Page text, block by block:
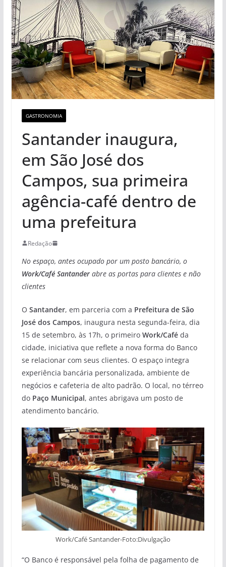
GASTRONOMIA
Santander inaugura,
em São José dos
Campos, sua primeira
agência-café dentro de
uma prefeitura
Redação
No espaço, antes ocupado por um posto bancário, o
Work/Café Santanderabre as portas para clientes e não
clientes
O Santander, em parceria com a Prefeitura de São
José dos Campos, inaugura nesta segunda-feira, dia
15 de setembro, às 17h, o primeiro Work/Caféda
cidade, iniciativa que reflete a nova forma do Banco
se relacionar com seus clientes. O espaço integra
experiência bancária personalizada, ambiente de
negócios e cafeteria de alto padrão. O local, no térreo
do Paço Municipal, antes abrigava um posto de
atendimento bancário.
Work/Café Santander-Foto:Divulgação
“O Banco é responsável pela folha de pagamento de